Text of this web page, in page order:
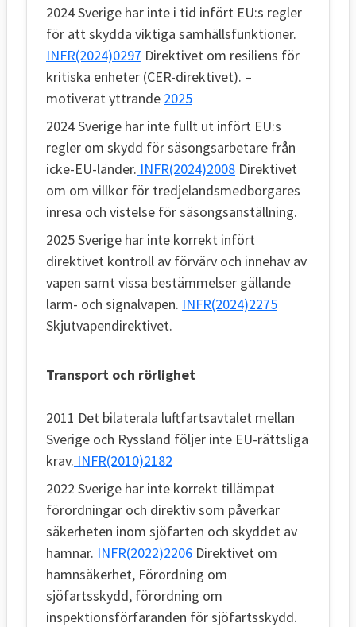
2024 Sverige har inte i tid infört EU:s regler
för att skydda viktiga samhällsfunktioner.
INFR(2024)0297 Direktivet om resiliens för
kritiska enheter (CER-direktivet). –
motiverat yttrande 2025
2024 Sverige har inte fullt ut infört EU:s
regler om skydd för säsongsarbetare från
icke-EU-länder. INFR(2024)2008 Direktivet
om om villkor för tredjelandsmedborgares
inresa och vistelse för säsongsanställning.
2025 Sverige har inte korrekt infört
direktivet kontroll av förvärv och innehav av
vapen samt vissa bestämmelser gällande
larm- och signalvapen. INFR(2024)2275
Skjutvapendirektivet.
Transport och rörlighet
2011 Det bilaterala luftfartsavtalet mellan
Sverige och Ryssland följer inte EU-rättsliga
krav. INFR(2010)2182
2022 Sverige har inte korrekt tillämpat
förordningar och direktiv som påverkar
säkerheten inom sjöfarten och skyddet av
hamnar. INFR(2022)2206 Direktivet om
hamnsäkerhet, Förordning om
sjöfartsskydd, förordning om
inspektionsförfaranden för sjöfartsskydd.